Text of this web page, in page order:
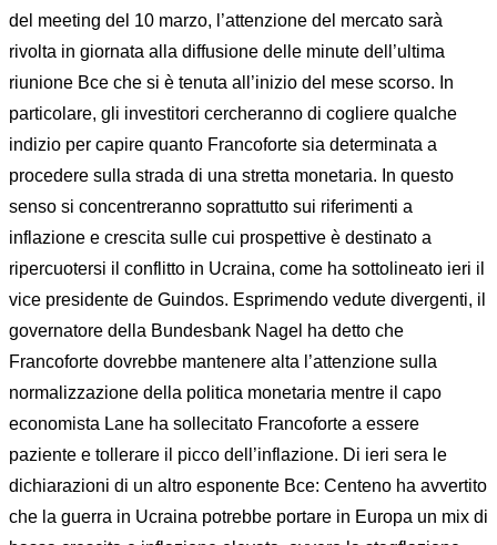
del meeting del 10 marzo, l’attenzione del mercato sarà
rivolta in giornata alla diffusione delle minute dell’ultima
riunione Bce che si è tenuta all’inizio del mese scorso. In
particolare, gli investitori cercheranno di cogliere qualche
indizio per capire quanto Francoforte sia determinata a
procedere sulla strada di una stretta monetaria. In questo
senso si concentreranno soprattutto sui riferimenti a
inflazione e crescita sulle cui prospettive è destinato a
ripercuotersi il conflitto in Ucraina, come ha sottolineato ieri il
vice presidente de Guindos. Esprimendo vedute divergenti, il
governatore della Bundesbank Nagel ha detto che
Francoforte dovrebbe mantenere alta l’attenzione sulla
normalizzazione della politica monetaria mentre il capo
economista Lane ha sollecitato Francoforte a essere
paziente e tollerare il picco dell’inflazione. Di ieri sera le
dichiarazioni di un altro esponente Bce: Centeno ha avvertito
che la guerra in Ucraina potrebbe portare in Europa un mix di